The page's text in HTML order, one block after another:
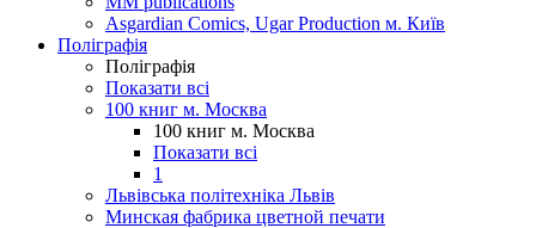
Asgardian Comics, Ugar Production м. Київ
Поліграфія
Поліграфія
Показати всі
100 книг м. Москва
100 книг м. Москва
Показати всі
1
Львівська політехніка Львів
Минская фабрика цветной печати